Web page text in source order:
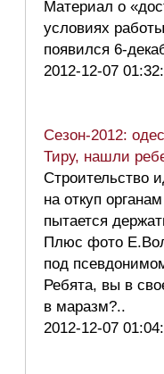
Материал о
условиях
появился 6-
2012-12-07
Сезон-2012:
Тиру, нашли
Строительство
на откуп
пытается
Плюс фото
под
Ребята, вы в
в маразм?..
2012-12-07